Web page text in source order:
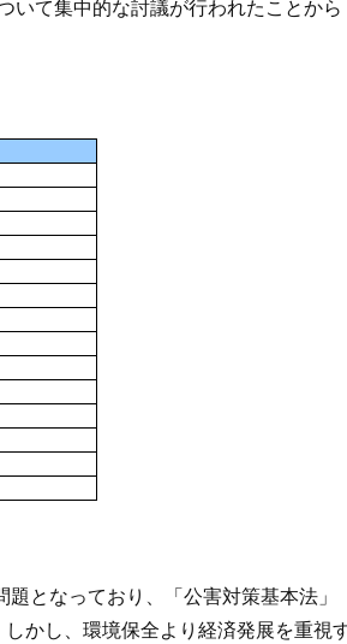
て集中的な討議が行われたことか
となっており、「公害対策基本法
かし、環境保全より経済発展を重